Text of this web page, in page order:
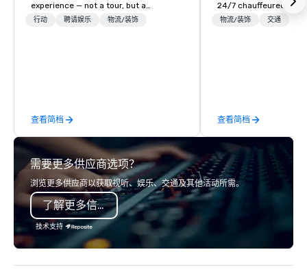
experience — not a tour, but a
transformation. We design and
offsites. Whether your group wants to
think like a Silicon Valley founder,
explore the mindsets driving the
world's fastest-growing companies,
or walk away with a practical
innovation playbook, SVEA delivers
programming that is memorable,
substantive, and uniquely rooted in
the Valley. Ideal for groups of 10–200.
Fully customizable by industry,
seniority, and objectives.
行动 聘请娱乐 物流/装饰
查看简档
24/7 chauffeured
200+ cities, 60+
Switzerland, and
for more than a
enables travelers to
their journeys
minutes, whatever
vehicle type they
technologies, human
advanced quality
物流/装饰 交通
查看简档
需要更多供应商选项？
浏览更多供应商以获取视听、娱乐、交通及其他活动所需。
了解更多信息
技术支持